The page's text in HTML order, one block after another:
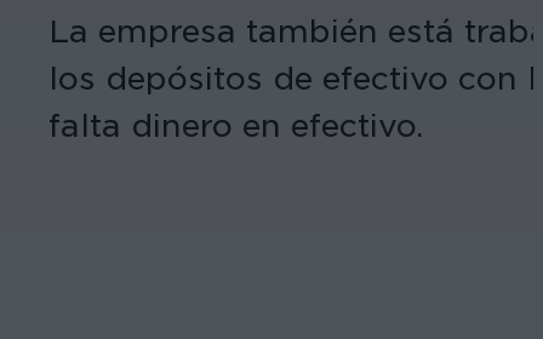
La empresa también está
los depósitos de efectivo con
falta dinero en efectivo.